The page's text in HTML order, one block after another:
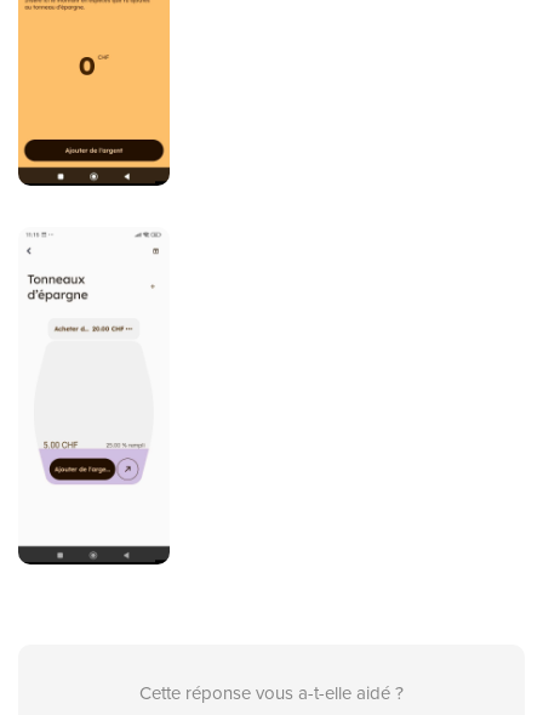
Cette réponse vous a-t-elle aidé ?